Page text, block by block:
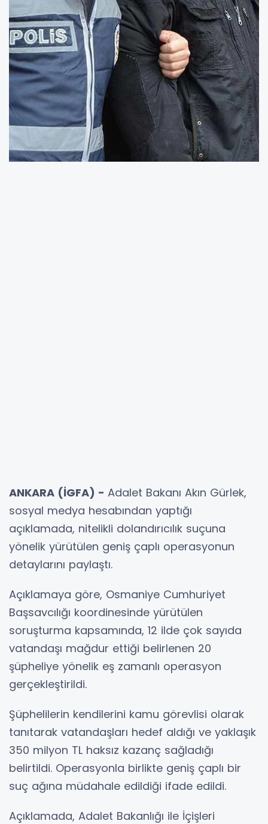
ANKARA (İGFA) - Adalet Bakanı Akın Gürlek,
sosyal medya hesabından yaptığı
açıklamada, nitelikli dolandırıcılık suçuna
yönelik yürütülen geniş çaplı operasyonun
detaylarını paylaştı.
Açıklamaya göre, Osmaniye Cumhuriyet
Başsavcılığı koordinesinde yürütülen
soruşturma kapsamında, 12 ilde çok sayıda
vatandaşı mağdur ettiği belirlenen 20
şüpheliye yönelik eş zamanlı operasyon
gerçekleştirildi.
Şüphelilerin kendilerini kamu görevlisi olarak
tanıtarak vatandaşları hedef aldığı ve yaklaşık
350 milyon TL haksız kazanç sağladığı
belirtildi. Operasyonla birlikte geniş çaplı bir
suç ağına müdahale edildiği ifade edildi.
Açıklamada, Adalet Bakanlığı ile İçişleri